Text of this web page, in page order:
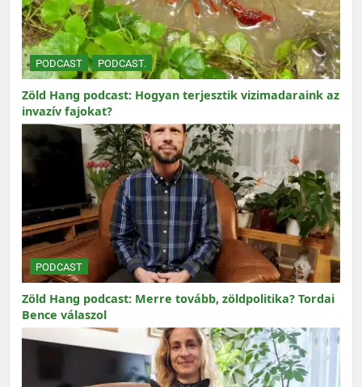
PODCAST PODCAST.
Zöld Hang podcast: Hogyan terjesztik vizimadaraink az
invazív fajokat?
PODCAST
Zöld Hang podcast: Merre tovább, zöldpolitika? Tordai
Bence válaszol